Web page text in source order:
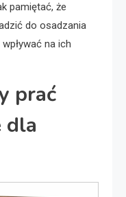
pamiętać, że
do osadzania
na ich
prać
dla